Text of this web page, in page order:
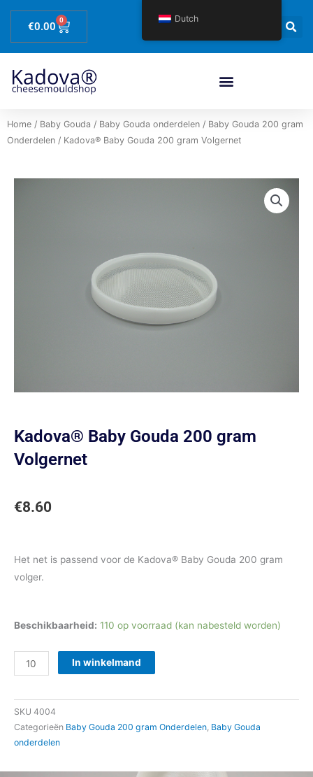
€0.00 0
Winkelwagen
Home / Baby Gouda / Baby Gouda onderdelen / Baby Gouda 200 gram
Onderdelen / Kadova® Baby Gouda 200 gram Volgernet
Kadova® Baby Gouda 200 gram
Volgernet
€8.60
Het net is passend voor de Kadova® Baby Gouda 200 gram
volger.
Beschikbaarheid: 110 op voorraad (kan nabesteld worden)
Kadova®
Gouda
200
Volgernet
aantal
In winkelmand
SKU 4004
Categorieën Baby Gouda 200 gram Onderdelen, Baby Gouda
onderdelen
Dutch